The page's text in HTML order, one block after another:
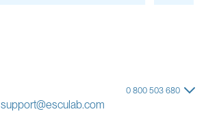
0 800 503 680
support@esculab.com